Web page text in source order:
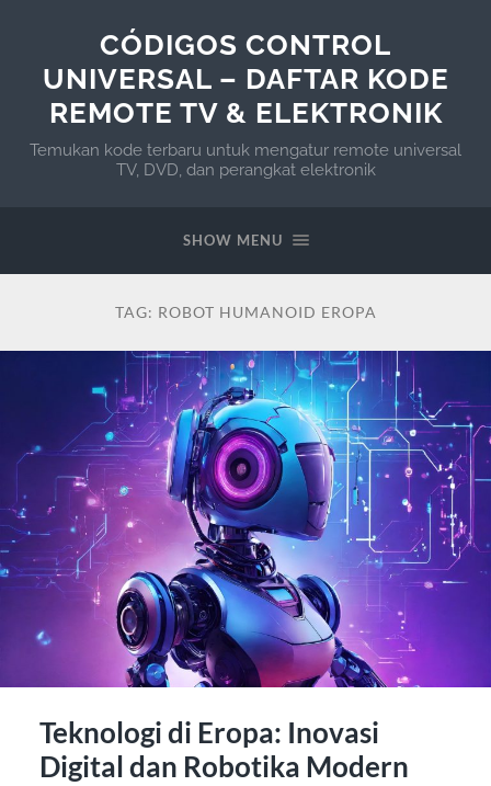
CÓDIGOS CONTROL
UNIVERSAL – DAFTAR KODE
REMOTE TV & ELEKTRONIK
Temukan kode terbaru untuk mengatur remote universal
TV, DVD, dan perangkat elektronik
SHOW MENU
TAG: ROBOT HUMANOID EROPA
Teknologi di Eropa: Inovasi
Digital dan Robotika Modern